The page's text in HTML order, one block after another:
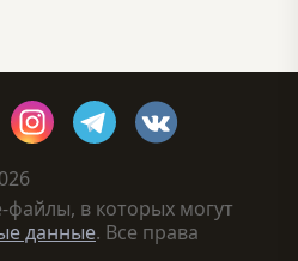
файлы, в которых могут
данные. Все права